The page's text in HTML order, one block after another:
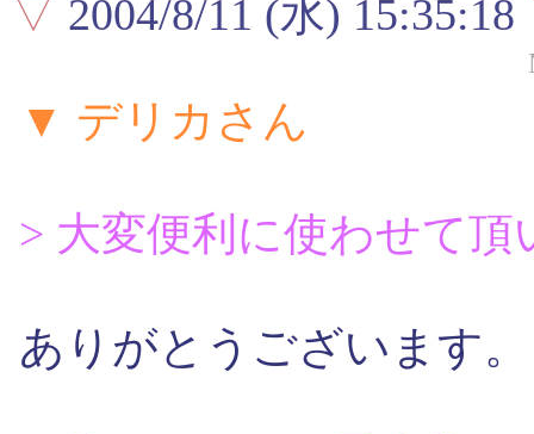
▽ 2004/8/11 (水) 15:35:18
▼ デリカさん
> 大変便利に使わせて
ありがとうございます。